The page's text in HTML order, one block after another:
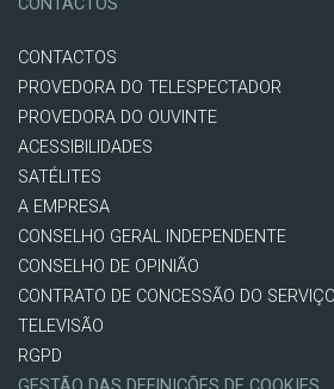
CONTACTOS
CONTACTOS
PROVEDORA DO TELESPECTADOR
PROVEDORA DO OUVINTE
ACESSIBILIDADES
SATÉLITES
A EMPRESA
CONSELHO GERAL INDEPENDENTE
CONSELHO DE OPINIÃO
CONTRATO DE CONCESSÃO DO
TELEVISÃO
RGPD